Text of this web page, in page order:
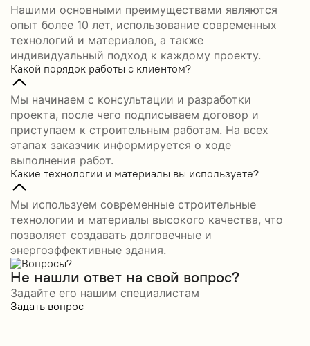
Нашими основными преимуществами являются
опыт более 10 лет, использование современных
технологий и материалов, а также
индивидуальный подход к каждому проекту.
Какой порядок работы с клиентом?
Мы начинаем с консультации и разработки
проекта, после чего подписываем договор и
приступаем к строительным работам. На всех
этапах заказчик информируется о ходе
выполнения работ.
Какие технологии и материалы вы используете?
Мы используем современные строительные
технологии и материалы высокого качества, что
позволяет создавать долговечные и
энергоэффективные здания.
Не нашли ответ на свой вопрос?
Задайте его нашим специалистам
Задать вопрос